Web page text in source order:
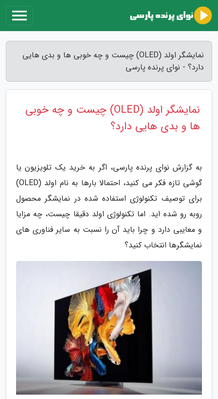
نمایشگر اولد (OLED) چیست و چه خوبی ها و بدی هایی
دارد؟ - نوای پرنده پارسی
نمایشگر اولد (OLED) چیست و چه خوبی
ها و بدی هایی دارد؟
به گزارش نوای پرنده پارسی، اگر به خرید یک تلویزیون یا
گوشی تازه فکر می کنید، احتمالا بارها به نام اولد (OLED)
برای توصیف تکنولوژی استفاده شده در نمایشگر محصول
روبه رو شده اید. اما تکنولوژی اولد دقیقا چیست، چه مزایا
و معایبی دارد و چرا باید آن را نسبت به سایر فناوری های
نمایشگرها انتخاب کنید؟